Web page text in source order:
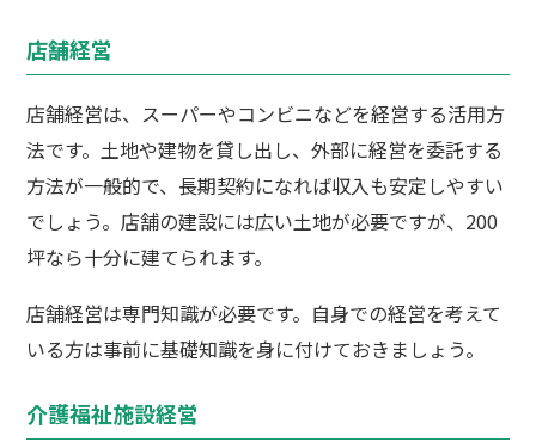
店舗経営
店舗経営は、スーパーやコンビニなどを経営する活用方
法です。土地や建物を貸し出し、外部に経営を委託する
方法が一般的で、長期契約になれば収入も安定しやすい
でしょう。店舗の建設には広い土地が必要ですが、200
坪なら十分に建てられます。
店舗経営は専門知識が必要です。自身での経営を考えて
いる方は事前に基礎知識を身に付けておきましょう。
介護福祉施設経営